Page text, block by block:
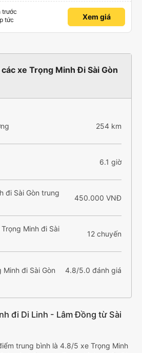
trước
tức
Xem giá
xe Trọng Minh Đi Sài Gòn
254 km
6.1 giờ
đi Sài Gòn trung
450.000 VNĐ
Minh đi Sài
12 chuyến
đi Sài Gòn 4.8/5.0 đánh giá
đi Di Linh - Lâm Đồng từ Sài
trung bình là 4.8/5 xe Trọng Minh